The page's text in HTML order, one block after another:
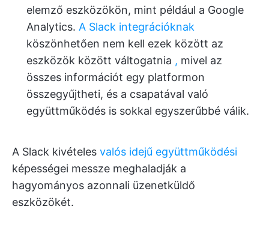
elemző eszközökön, mint például a Google
Analytics. A Slack integrációknak
köszönhetően nem kell ezek között az
eszközök között váltogatnia , mivel az
összes információt egy platformon
összegyűjtheti, és a csapatával való
együttműködés is sokkal egyszerűbbé válik.
A Slack kivételes valós idejű együttműködési
képességei messze meghaladják a
hagyományos azonnali üzenetküldő
eszközökét.